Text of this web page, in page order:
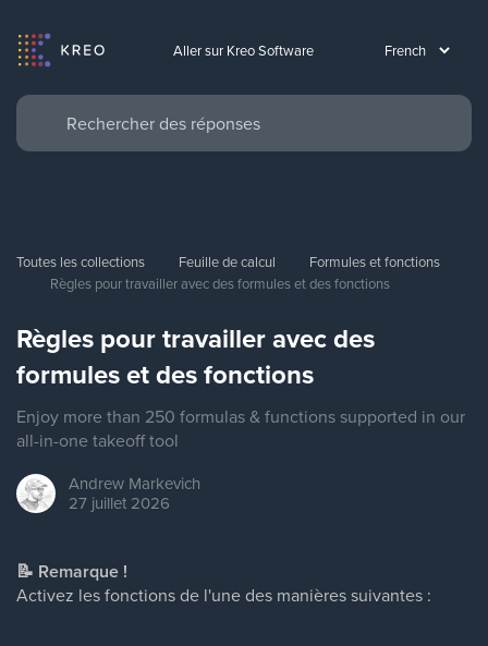
Aller sur Kreo Software
Toutes les collections Feuille de calcul
Formules et fonctions
Règles pour travailler avec des formules et des fonctions
Règles pour travailler avec des
formules et des fonctions
Enjoy more than 250 formulas & functions supported in our
all-in-one takeoff tool
Andrew Markevich
27 juillet 2026
📝 Remarque !
Activez les fonctions de l'une des manières suivantes :